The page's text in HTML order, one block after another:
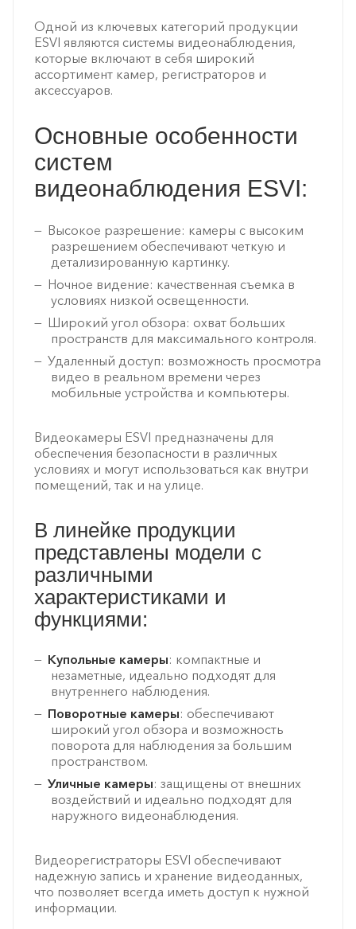
Одной из ключевых категорий продукции
ESVI являются системы видеонаблюдения,
которые включают в себя широкий
ассортимент камер, регистраторов и
аксессуаров.
Основные особенности
систем
видеонаблюдения ESVI:
Высокое разрешение: камеры с высоким
разрешением обеспечивают четкую и
детализированную картинку.
Ночное видение: качественная съемка в
условиях низкой освещенности.
Широкий угол обзора: охват больших
пространств для максимального контроля.
Удаленный доступ: возможность просмотра
видео в реальном времени через
мобильные устройства и компьютеры.
Видеокамеры ESVI предназначены для
обеспечения безопасности в различных
условиях и могут использоваться как внутри
помещений, так и на улице.
В линейке продукции
представлены модели с
различными
характеристиками и
функциями:
Купольные камеры: компактные и
незаметные, идеально подходят для
внутреннего наблюдения.
Поворотные камеры: обеспечивают
широкий угол обзора и возможность
поворота для наблюдения за большим
пространством.
Уличные камеры: защищены от внешних
воздействий и идеально подходят для
наружного видеонаблюдения.
Видеорегистраторы ESVI обеспечивают
надежную запись и хранение видеоданных,
что позволяет всегда иметь доступ к нужной
информации.